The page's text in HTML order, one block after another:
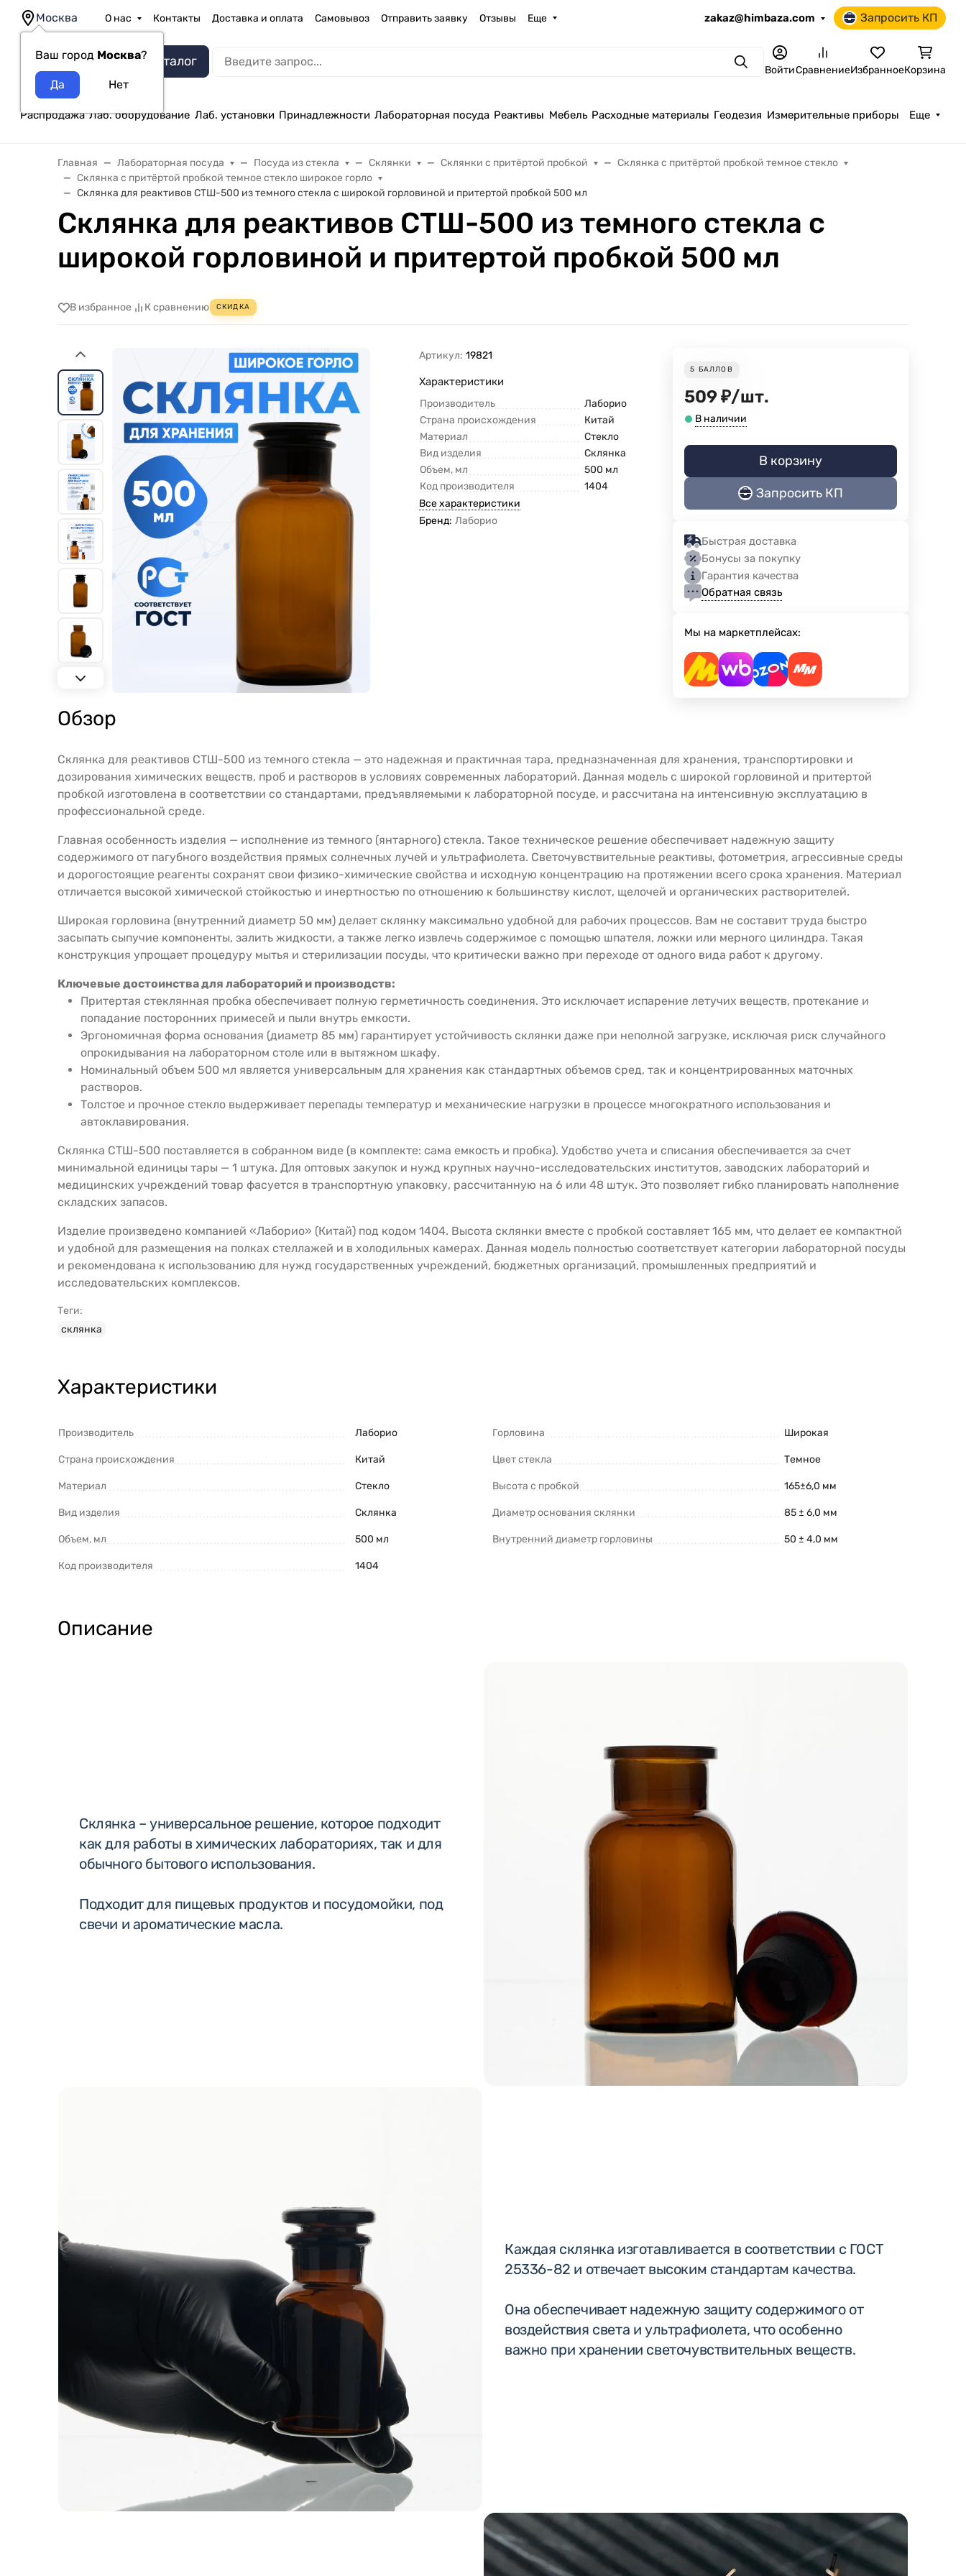
Москва
Ваш город Москва?
О нас Контакты Доставка и оплата Самовывоз Отправить заявку Отзывы Еще zakaz@himbaza.com Запросить КП
Каталог ПоискВойтиСравнениеИзбранноеКорзина
Распродажа Лаб. оборудование Лаб. установки Принадлежности Лабораторная посуда Реактивы Мебель Расходные материалы Геодезия Измерительные приборы Еще
Главная Лабораторная посуда Посуда из стекла Склянки Склянки с притёртой пробкой
Склянка с притёртой пробкой темное стекло
Склянка с притёртой пробкой темное стекло широкое горло
Склянка для реактивов СТШ-500 из темного стекла с широкой горловиной и притертой пробкой 500 мл
Склянка для реактивов СТШ-500 из темного стекла с
широкой горловиной и притертой пробкой 500 мл
В избранное К сравнению СКИДКА
Артикул: 19821
Характеристики
Производитель
Лаборио
Страна происхождения
Китай
Материал
Стекло
Вид изделия
Склянка
Объем, мл
500 мл
Код производителя
1404
Все характеристики
Бренд: Лаборио
5 БАЛЛОВ
509₽/шт.
В наличии
В корзину
Запросить КП
Быстрая доставка
Бонусы за покупку
Гарантия качества
Обратная связь
Мы на маркетплейсах:
Обзор
Склянка для реактивов СТШ-500 из темного стекла — это надежная и практичная тара, предназначенная для хранения, транспортировки и
дозирования химических веществ, проб и растворов в условиях современных лабораторий. Данная модель с широкой горловиной и притертой
пробкой изготовлена в соответствии со стандартами, предъявляемыми к лабораторной посуде, и рассчитана на интенсивную эксплуатацию в
профессиональной среде.
Главная особенность изделия — исполнение из темного (янтарного) стекла. Такое техническое решение обеспечивает надежную защиту
содержимого от пагубного воздействия прямых солнечных лучей и ультрафиолета. Светочувствительные реактивы, фотометрия, агрессивные среды
и дорогостоящие реагенты сохранят свои физико-химические свойства и исходную концентрацию на протяжении всего срока хранения. Материал
отличается высокой химической стойкостью и инертностью по отношению к большинству кислот, щелочей и органических растворителей.
Широкая горловина (внутренний диаметр 50 мм) делает склянку максимально удобной для рабочих процессов. Вам не составит труда быстро
засыпать сыпучие компоненты, залить жидкости, а также легко извлечь содержимое с помощью шпателя, ложки или мерного цилиндра. Такая
конструкция упрощает процедуру мытья и стерилизации посуды, что критически важно при переходе от одного вида работ к другому.
Ключевые достоинства для лабораторий и производств:
Притертая стеклянная пробка обеспечивает полную герметичность соединения. Это исключает испарение летучих веществ, протекание и
попадание посторонних примесей и пыли внутрь емкости.
Эргономичная форма основания (диаметр 85 мм) гарантирует устойчивость склянки даже при неполной загрузке, исключая риск случайного
опрокидывания на лабораторном столе или в вытяжном шкафу.
Номинальный объем 500 мл является универсальным для хранения как стандартных объемов сред, так и концентрированных маточных
растворов.
Толстое и прочное стекло выдерживает перепады температур и механические нагрузки в процессе многократного использования и
автоклавирования.
Склянка СТШ-500 поставляется в собранном виде (в комплекте: сама емкость и пробка). Удобство учета и списания обеспечивается за счет
минимальной единицы тары — 1 штука. Для оптовых закупок и нужд крупных научно-исследовательских институтов, заводских лабораторий и
медицинских учреждений товар фасуется в транспортную упаковку, рассчитанную на 6 или 48 штук. Это позволяет гибко планировать наполнение
складских запасов.
Изделие произведено компанией «Лаборио» (Китай) под кодом 1404. Высота склянки вместе с пробкой составляет 165 мм, что делает ее компактной
и удобной для размещения на полках стеллажей и в холодильных камерах. Данная модель полностью соответствует категории лабораторной посуды
и рекомендована к использованию для нужд государственных учреждений, бюджетных организаций, промышленных предприятий и
исследовательских комплексов.
Теги:
склянка
Характеристики
Производитель Лаборио
Страна происхождения Китай
Материал Стекло
Вид изделия Склянка
Объем, мл 500 мл
Код производителя 1404
Горловина Широкая
Цвет стекла Темное
Высота с пробкой 165±6,0 мм
Диаметр основания склянки 85 ± 6,0 мм
Внутренний диаметр горловины 50 ± 4,0 мм
Описание
Склянка – универсальное решение, которое подходит
как для работы в химических лабораториях, так и для
обычного бытового использования.
Подходит для пищевых продуктов и посудомойки, под
свечи и ароматические масла.
Каждая склянка изготавливается в соответствии с ГОСТ
25336-82 и отвечает высоким стандартам качества.
Она обеспечивает надежную защиту содержимого от
воздействия света и ультрафиолета, что особенно
важно при хранении светочувствительных веществ.